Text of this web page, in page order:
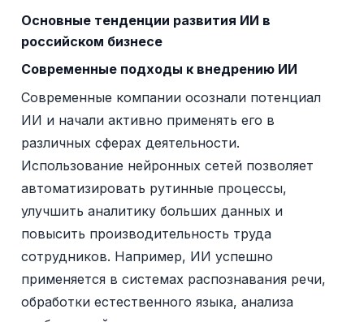
Основные тенденции развития ИИ в
российском бизнесе
Современные подходы к внедрению ИИ
Современные компании осознали потенциал
ИИ и начали активно применять его в
различных сферах деятельности.
Использование нейронных сетей позволяет
автоматизировать рутинные процессы,
улучшить аналитику больших данных и
повысить производительность труда
сотрудников. Например, ИИ успешно
применяется в системах распознавания речи,
обработки естественного языка, анализа